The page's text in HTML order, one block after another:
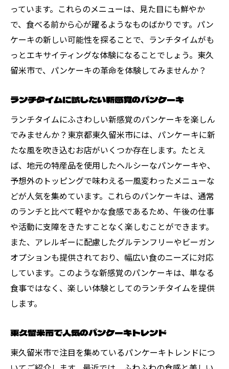
っています。これらのメニューは、見た目にも鮮やか
で、食べる前から心が躍るようなものばかりです。パン
ケーキの新しい可能性を探ることで、ランチタイムがも
っとエキサイティングな体験になることでしょう。東久
留米市で、パンケーキの革命を体験してみませんか？
ランチタイムに試したい新感覚のパンケーキ
ランチタイムにふさわしい新感覚のパンケーキを楽しん
でみませんか？東京都東久留米市には、パンケーキに新
たな風を吹き込むお店がいくつか存在します。たとえ
ば、地元の特産品を使用したヘルシーなパンケーキや、
予想外のトッピングで味わえる一風変わったメニューな
どが人気を集めています。これらのパンケーキは、通常
のランチと比べて軽やかな食感であるため、午後の仕事
や活動に支障をきたすことなく楽しむことができます。
また、アレルギーに配慮したグルテンフリーやビーガン
オプションも提供されており、幅広い食のニーズに対応
しています。このような新感覚のパンケーキは、単なる
食事ではなく、楽しい体験としてのランチタイムを提供
します。
東久留米市で人気のパンケーキトレンド
東久留米市で注目を集めているパンケーキトレンドにつ